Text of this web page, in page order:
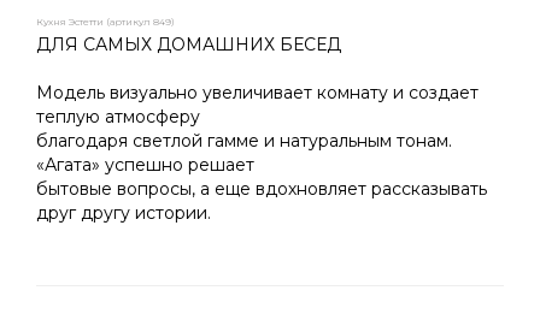
Кухня Эстетти (артикул 849)
ДЛЯ САМЫХ ДОМАШНИХ БЕСЕД
Модель визуально увеличивает комнату и создает
теплую атмосферу
благодаря светлой гамме и натуральным тонам.
«Агата» успешно решает
бытовые вопросы, а еще вдохновляет рассказывать
друг другу истории.